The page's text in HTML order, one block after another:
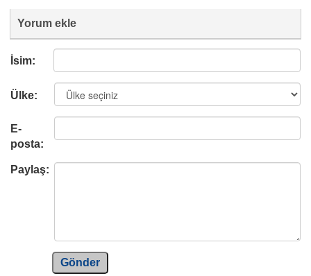
Yorum ekle
İsim:
Ülke:
E-
posta:
Paylaş:
Gönder